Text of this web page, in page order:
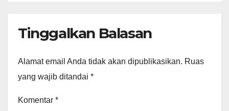
Tinggalkan Balasan
Alamat email Anda tidak akan dipublikasikan. Ruas
yang wajib ditandai *
Komentar *